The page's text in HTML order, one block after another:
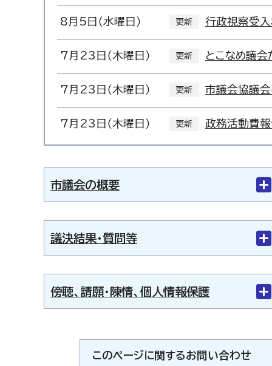
8月5日（水曜日） 更新 行政視察受
7月23日（木曜日） 更新 とこなめ議会
7月23日（木曜日） 更新 市議会協議
7月23日（木曜日） 更新 政務活動費
市議会の概要
議決結果・質問等
傍聴、請願・陳情、個人情報保護
このページに関するお問い合わせ